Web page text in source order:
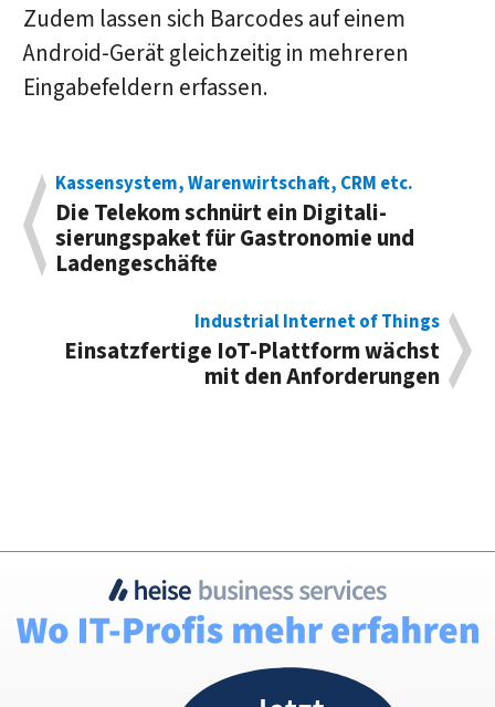
Zudem lassen sich Barcodes auf einem
Android-Gerät gleichzeitig in mehreren
Eingabefeldern erfassen.
Kassensystem, Warenwirtschaft, CRM etc.
Die Telekom schnürt ein Digi­tali­
sierungs­paket für Gastro­nomie und
Ladengeschäfte
Industrial Internet of Things
Einsatzfertige IoT-Platt­form wächst
mit den Anforderungen